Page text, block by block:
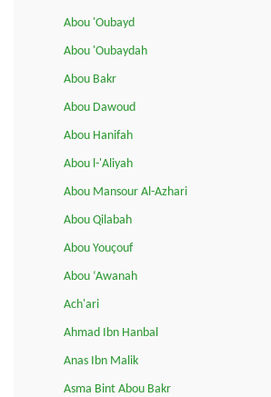
Abou 'Oubayd
Abou 'Oubaydah
Abou Bakr
Abou Dawoud
Abou Hanifah
Abou l-'Aliyah
Abou Mansour Al-Azhari
Abou Qilabah
Abou Youçouf
Abou ‘Awanah
Ach'ari
Ahmad Ibn Hanbal
Anas Ibn Malik
Asma Bint Abou Bakr